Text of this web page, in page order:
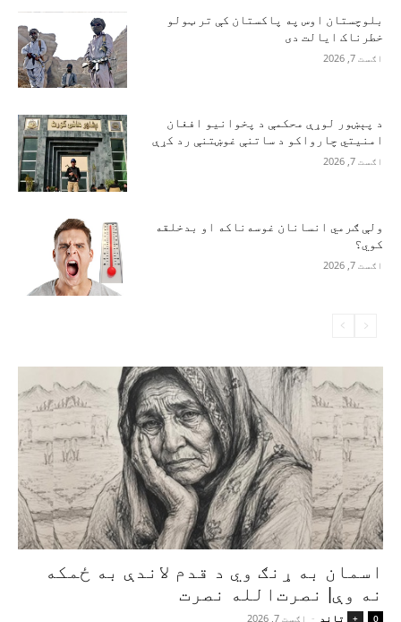
بلوچستان اوس په پاکستان کې تر ټولو
خطرناک ایالت دی
اګست 7, 2026
د پېښور لوړې محکمې د پخوانیو افغان
امنیتي چارواکو د ساتنې غوښتنې رد کړې
اګست 7, 2026
ولې ګرمي انسانان غوسه‌ناکه او بدخلقه
کوي؟
اګست 7, 2026
اسمان به ړنګ وي د قدم لاندې به ځمکه
نه وې| نصرت‌الله نصرت
+ تاند - اګست 7, 2026 0